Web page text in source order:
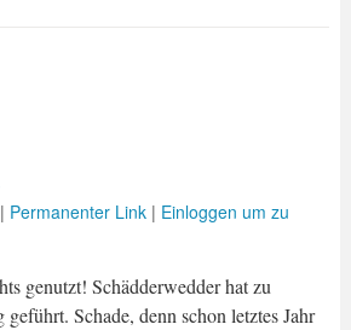
Permanenter Link| Einloggen um zu
genutzt! Schädderwedder hat zu
Schade, denn schon letztes Jahr